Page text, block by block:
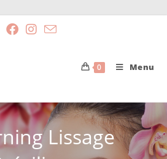
0 Menu
Lissage